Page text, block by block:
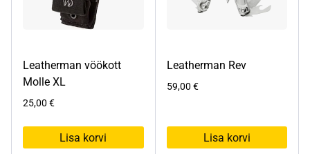
Leatherman vöökott
Molle XL
25,00 €
Lisa korvi
Leatherman Rev
59,00 €
Lisa korvi